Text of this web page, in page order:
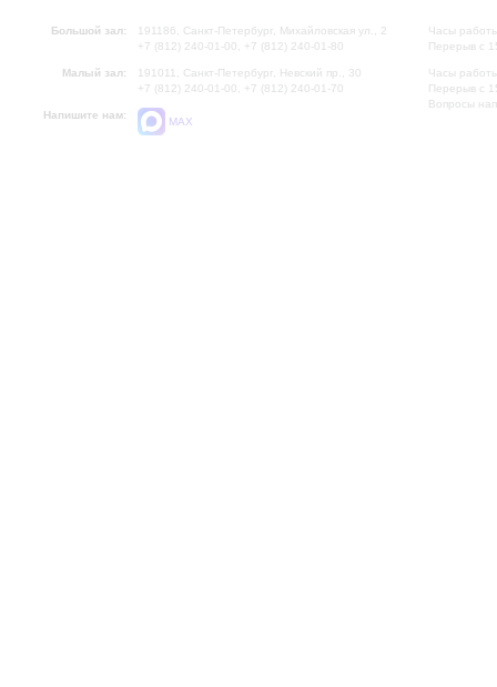
Большой зал:
191186, Санкт-Петербург, Михайловская ул., 2
+7 (812) 240-01-00, +7 (812) 240-01-80
Малый зал:
191011, Санкт-Петербург, Невский пр., 30
+7 (812) 240-01-00, +7 (812) 240-01-70
Напишите нам:
MAX
Часы
Перерыв с
Часы
Перерыв с
Вопросы